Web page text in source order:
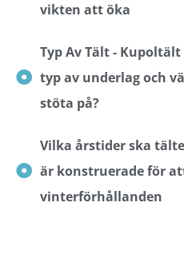
vikten att öka
Typ Av Tält -
typ av underlag och
stöta på?
Vilka årstider ska
är konstruerade för
vinterförhållanden